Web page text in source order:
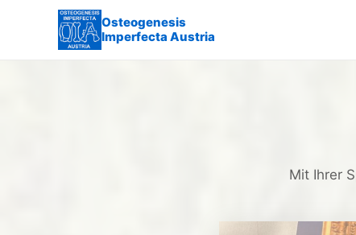
Osteogenesis
Imperfecta Austria
Mit Ihrer